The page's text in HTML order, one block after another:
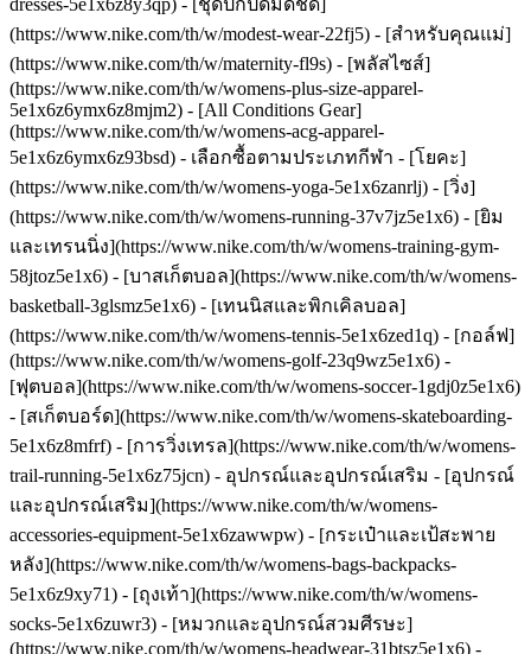
dresses-5e1x6z8y3qp) - [ชุดปกปิดมิดชิด]
(https://www.nike.com/th/w/modest-wear-22fj5) - [สำหรับคุณแม่]
(https://www.nike.com/th/w/maternity-fl9s) - [พลัสไซส์]
(https://www.nike.com/th/w/womens-plus-size-apparel-
5e1x6z6ymx6z8mjm2) - [All Conditions Gear]
(https://www.nike.com/th/w/womens-acg-apparel-
5e1x6z6ymx6z93bsd) - เลือกซื้อตามประเภทกีฬา - [โยคะ]
(https://www.nike.com/th/w/womens-yoga-5e1x6zanrlj) - [วิ่ง]
(https://www.nike.com/th/w/womens-running-37v7jz5e1x6) - [ยิม
และเทรนนิ่ง](https://www.nike.com/th/w/womens-training-gym-
58jtoz5e1x6) - [บาสเก็ตบอล](https://www.nike.com/th/w/womens-
basketball-3glsmz5e1x6) - [เทนนิสและพิกเคิลบอล]
(https://www.nike.com/th/w/womens-tennis-5e1x6zed1q) - [กอล์ฟ]
(https://www.nike.com/th/w/womens-golf-23q9wz5e1x6) -
[ฟุตบอล](https://www.nike.com/th/w/womens-soccer-1gdj0z5e1x6)
- [สเก็ตบอร์ด](https://www.nike.com/th/w/womens-skateboarding-
5e1x6z8mfrf) - [การวิ่งเทรล](https://www.nike.com/th/w/womens-
trail-running-5e1x6z75jcn) - อุปกรณ์และอุปกรณ์เสริม - [อุปกรณ์
และอุปกรณ์เสริม](https://www.nike.com/th/w/womens-
accessories-equipment-5e1x6zawwpw) - [กระเป๋าและเป้สะพาย
หลัง](https://www.nike.com/th/w/womens-bags-backpacks-
5e1x6z9xy71) - [ถุงเท้า](https://www.nike.com/th/w/womens-
socks-5e1x6zuwr3) - [หมวกและอุปกรณ์สวมศีรษะ]
(https://www.nike.com/th/w/womens-headwear-31btsz5e1x6) -